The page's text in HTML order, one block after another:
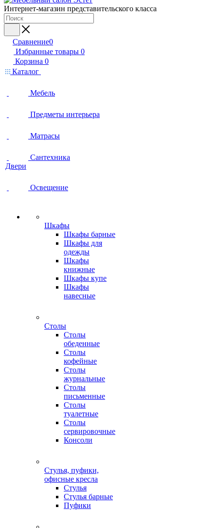
Интернет-магазин представительского класса
Сравнение0
Избранные товары 0
Корзина 0
Каталог
Мебель
Предметы интерьера
Матрасы
Сантехника
Двери
Освещение
Шкафы
Шкафы барные
Шкафы для
одежды
Шкафы
книжные
Шкафы купе
Шкафы
навесные
Столы
Столы
обеденные
Столы
кофейные
Столы
журнальные
Столы
письменные
Столы
туалетные
Столы
сервировочные
Консоли
Стулья, пуфики,
офисные кресла
Стулья
Стулья барные
Пуфики